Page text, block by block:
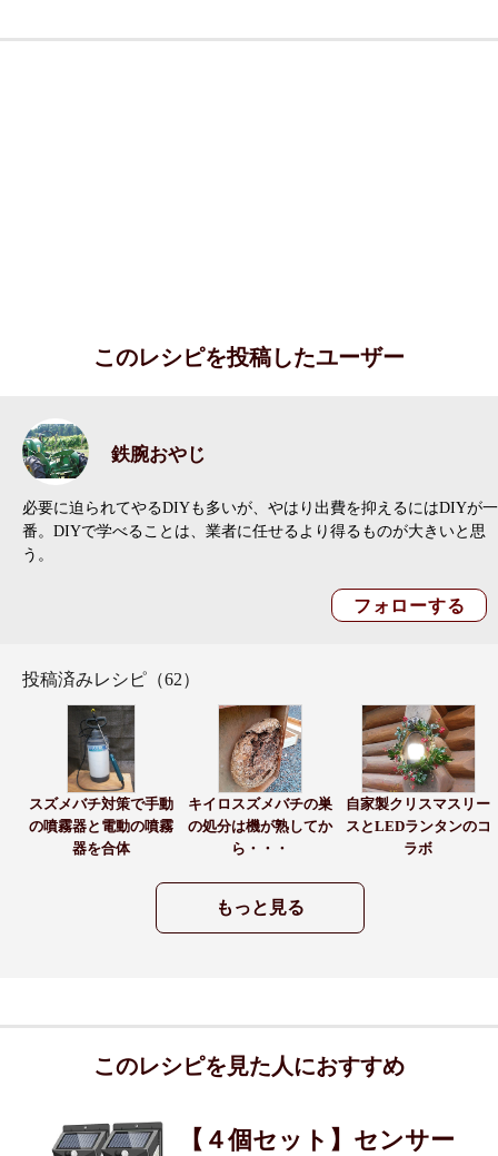
このレシピを投稿したユーザー
鉄腕おやじ
必要に迫られてやるDIYも多いが、やはり出費を抑えるにはDIYが一
番。DIYで学べることは、業者に任せるより得るものが大きいと思
う。
投稿済みレシピ（62）
スズメバチ対策で手動
の噴霧器と電動の噴霧
器を合体
キイロスズメバチの巣
の処分は機が熟してか
ら・・・
自家製クリスマスリー
スとLEDランタンのコ
ラボ
もっと見る
このレシピを見た人におすすめ
【４個セット】センサー